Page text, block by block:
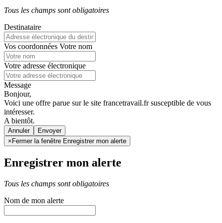
Tous les champs sont obligatoires
Destinataire
Vos coordonnées Votre nom
Votre adresse électronique
Message
Bonjour,
Voici une offre parue sur le site francetravail.fr susceptible de vous
intéresser.
A bientôt.
Annuler
× Fermer la fenêtre Enregistrer mon alerte
Enregistrer mon alerte
Tous les champs sont obligatoires
Nom de mon alerte